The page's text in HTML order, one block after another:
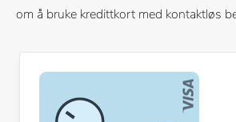
om å bruke kredittkort med kontaktløs